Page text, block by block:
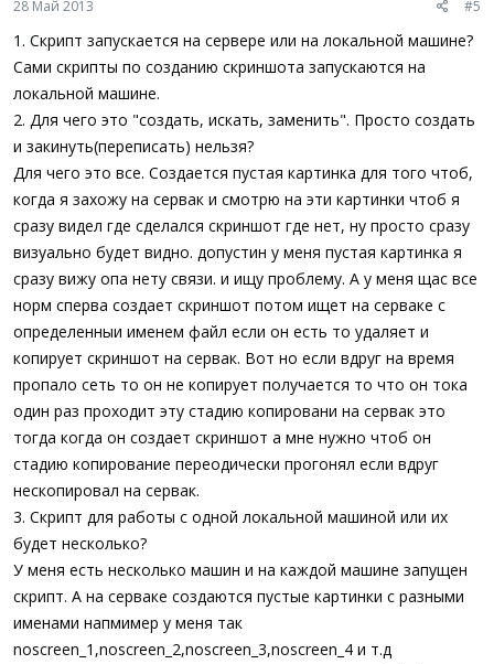
28 Май 2013 #5
1. Скрипт запускается на сервере или на локальной машине?
Сами скрипты по созданию скриншота запускаются на
локальной машине.
2. Для чего это "создать, искать, заменить". Просто создать
и закинуть(переписать) нельзя?
Для чего это все. Создается пустая картинка для того чтоб,
когда я захожу на сервак и смотрю на эти картинки чтоб я
сразу видел где сделался скриншот где нет, ну просто сразу
визуально будет видно. допустин у меня пустая картинка я
сразу вижу опа нету связи. и ищу проблему. А у меня щас все
норм сперва создает скриншот потом ищет на серваке с
определенныи именем файл если он есть то удаляет и
копирует скриншот на сервак. Вот но если вдруг на время
пропало сеть то он не копирует получается то что он тока
один раз проходит эту стадию копировани на сервак это
тогда когда он создает скриншот а мне нужно чтоб он
стадию копирование переодически прогонял если вдруг
нескопировал на сервак.
3. Скрипт для работы с одной локальной машиной или их
будет несколько?
У меня есть несколько машин и на каждой машине запущен
скрипт. А на серваке создаются пустые картинки с разными
именами напмимер у меня так
noscreen_1,noscreen_2,noscreen_3,noscreen_4 и т.д